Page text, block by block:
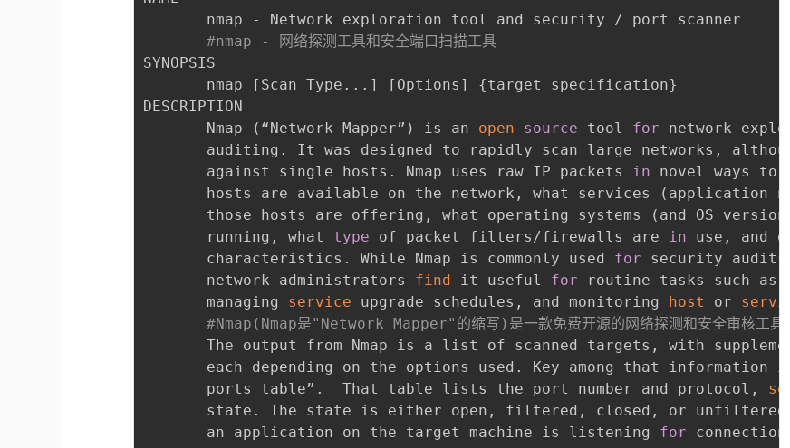
       nmap - Network exploration tool and security / port scanner
#nmap - 网络探测工具和安全端口扫描工具
SYNOPSIS
       nmap
[ Scan Type .. . ] [ Options ] {target specification}
DESCRIPTION
       Nmap
( “Network Mapper” ) is an open source tool for network
auditing. It was designed to rapidly scan large networks,
       against single hosts. Nmap uses raw IP packets
in novel ways to
       hosts are available on the network, what services
( application
       those hosts are offering, what operating systems
( and OS versions
       running, what
type of packet filters/firewalls are in use, and
       characteristics. While Nmap is commonly used
for security audits,
       network administrators
find it useful for routine tasks such as
       managing
service upgrade schedules, and monitoring host or
#Nmap(Nmap是"Network Mapper"的缩写)是一款免费开源的网络探测和安全审核工具
The output from Nmap is a list of scanned targets, with
each depending on the options used. Key among that information
       ports table”.  That table lists the port number and protocol,
state. The state is either open, filtered, closed, or
       an application on the target machine is listening
for